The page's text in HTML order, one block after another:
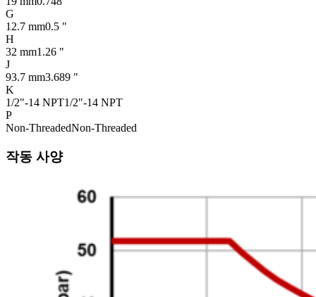
G
12.7 mm0.5 "
H
32 mm1.26 "
J
93.7 mm3.689 "
K
1/2"-14 NPT1/2"-14 NPT
P
Non-ThreadedNon-Threaded
작동 사양